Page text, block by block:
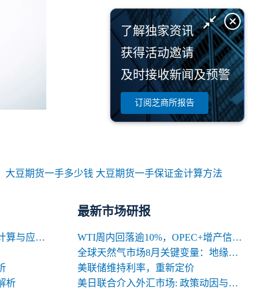
大豆期货一手多少钱 大豆期货一手保证金计算方法
期货交易中合约名义价值的计算与应用解析
析
最新市场研报
WTI周内回落逾10%，OPEC+增产信号背后的多空暗涌
全球天然气市场8月关键变量：地缘、天气与库存
美联储维持利率，重新定价
美日联合介入外汇市场: 政策动因与中长期影响
了解独家资讯
获得活动邀请
及时接收新闻及预警
订阅芝商所报告